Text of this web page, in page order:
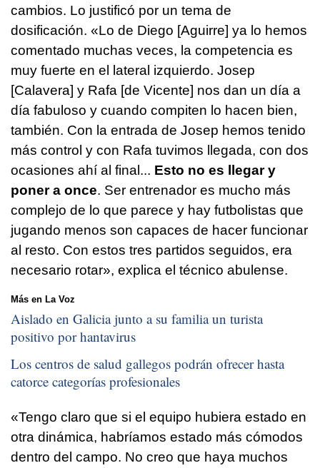
cambios. Lo justificó por un tema de
dosificación. «Lo de Diego [Aguirre] ya lo hemos
comentado muchas veces, la competencia es
muy fuerte en el lateral izquierdo. Josep
[Calavera] y Rafa [de Vicente] nos dan un día a
día fabuloso y cuando compiten lo hacen bien,
también. Con la entrada de Josep hemos tenido
más control y con Rafa tuvimos llegada, con dos
ocasiones ahí al final... Esto no es llegar y
poner a once. Ser entrenador es mucho más
complejo de lo que parece y hay futbolistas que
jugando menos son capaces de hacer funcionar
al resto. Con estos tres partidos seguidos, era
necesario rotar», explica el técnico abulense.
Más en La Voz
Aislado en Galicia junto a su familia un turista
positivo por hantavirus
Los centros de salud gallegos podrán ofrecer hasta
catorce categorías profesionales
«Tengo claro que si el equipo hubiera estado en
otra dinámica, habríamos estado más cómodos
dentro del campo. No creo que haya muchos